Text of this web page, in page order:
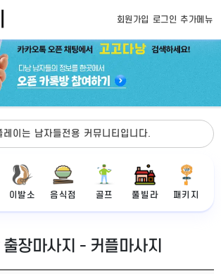
회원가입 로그인 추가메뉴
레이는 남자들전용 커뮤니티입니다.
이발소 음식점 골프 풀빌라 패키지
장마사지 - 커플마사지